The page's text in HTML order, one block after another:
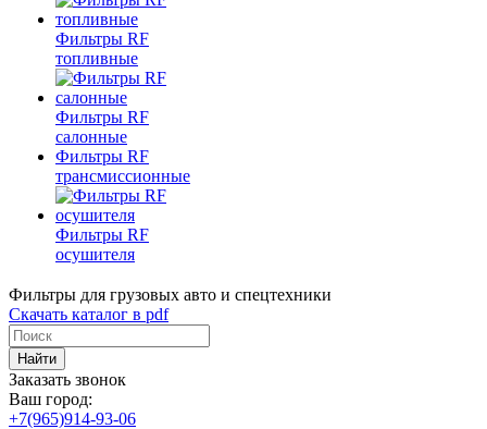
Фильтры RF
топливные
Фильтры RF
салонные
Фильтры RF
трансмиссионные
Фильтры RF
осушителя
Фильтры для грузовых авто и спецтехники
Скачать каталог в pdf
Найти
Заказать звонок
Ваш город:
+7(965)914-93-06